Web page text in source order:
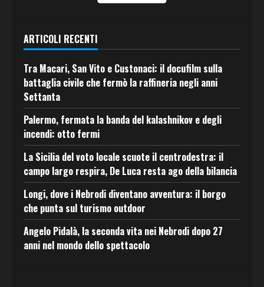
ARTICOLI RECENTI
Tra Macari, San Vito e Custonaci: il docufilm sulla
battaglia civile che fermò la raffineria negli anni
Settanta
Palermo, fermata la banda del kalashnikov e degli
incendi: otto fermi
La Sicilia del voto locale scuote il centrodestra: il
campo largo respira, De Luca resta ago della bilancia
Longi, dove i Nebrodi diventano avventura: il borgo
che punta sul turismo outdoor
Angelo Pidalà, la seconda vita nei Nebrodi dopo 27
anni nel mondo dello spettacolo